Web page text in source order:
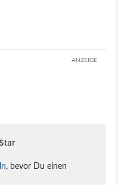
ANZEIGE
, bevor Du einen